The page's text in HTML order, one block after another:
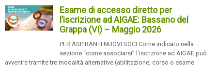
Esame di accesso diretto per
l’iscrizione ad AIGAE: Bassano del
Grappa (VI) – Maggio 2026
PER ASPIRANTI NUOVI SOCI Come indicato nella
sezione “come associarsi” l’iscrizione ad AIGAE può
avvenire tramite tre modalità alternative (abilitazione, corso o esame